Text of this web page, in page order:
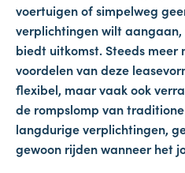
voertuigen of simpelweg
verplichtingen wilt aangaan,
biedt uitkomst. Steeds meer
voordelen van deze
flexibel, maar vaak ook
de rompslomp van
langdurige verplichtingen,
gewoon rijden wanneer het